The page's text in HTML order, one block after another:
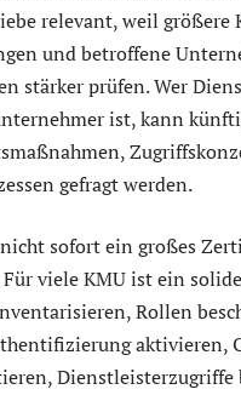
relevant, weil größere
und betroffene
stärker prüfen. Wer
ist, kann
gefragt werden.
nicht sofort ein großes
Für viele KMU ist ein
Rollen
aktivieren,
Dienstleisterzugriffe